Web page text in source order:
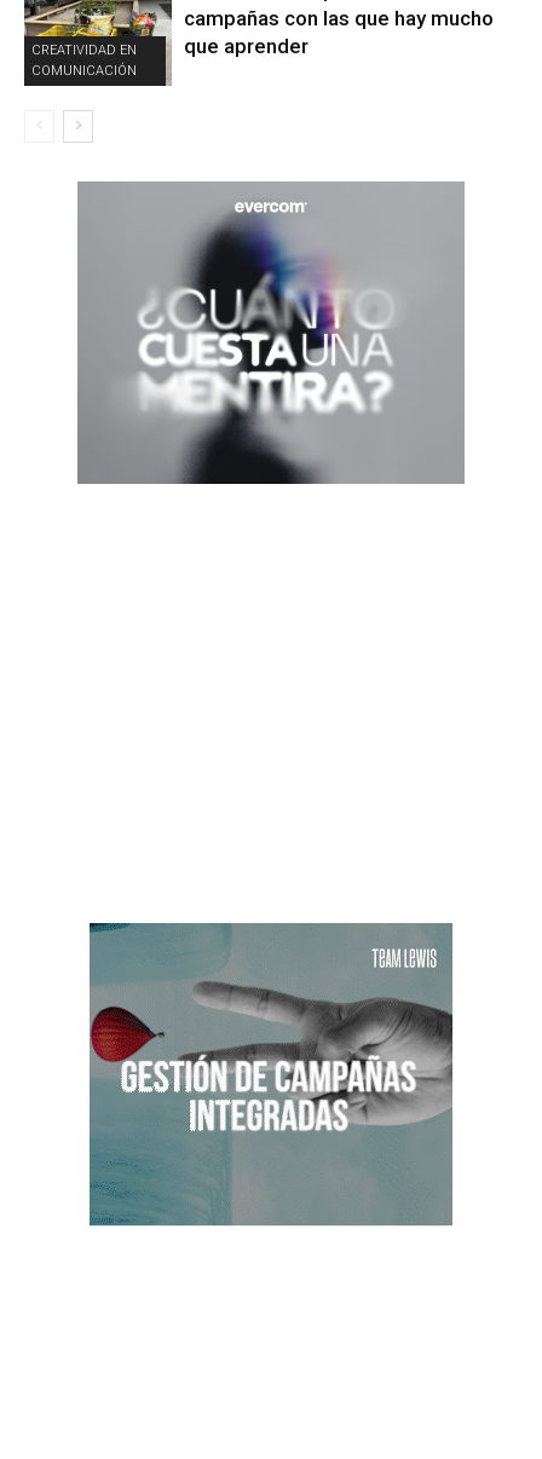
CREATIVIDAD EN
COMUNICACIÓN
campañas con las que hay mucho
que aprender